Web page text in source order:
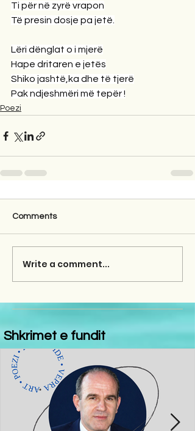
Ti për në zyrë vrapon
Të presin dosje pa jetë.
Lëri dënglat o i mjerë
Hape dritaren e jetës
Shiko jashtë,ka dhe të tjerë
Pak ndjeshmëri më tepër !
Poezi
Comments
Write a comment...
Shkrimet e fundit